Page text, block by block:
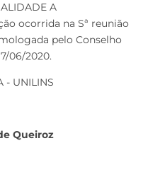
A
ocorrida na Sª reunião
pelo Conselho
06/2020.
Queiroz